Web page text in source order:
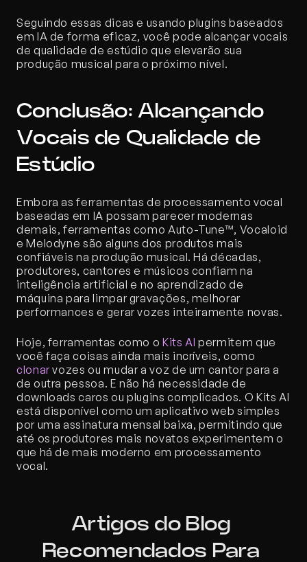
Seguindo essas dicas e usando plugins baseados
em IA de forma eficaz, você pode alcançar vocais
de qualidade de estúdio que elevarão sua
produção musical para o próximo nível.
Conclusão: Alcançando
Vocais de Qualidade de
Estúdio
Embora as ferramentas de processamento vocal
baseadas em IA possam parecer modernas
demais, ferramentas como Auto-Tune™, Vocaloid
e Melodyne são alguns dos produtos mais
confiáveis na produção musical. Há décadas,
produtores, cantores e músicos confiam na
inteligência artificial e no aprendizado de
máquina para limpar gravações, melhorar
performances e gerar vozes inteiramente novas.
Hoje, ferramentas como o Kits AI permitem que
clonar vozes ou mudar a voz de um cantor para a
de outra pessoa. E não há necessidade de
downloads caros ou plugins complicados. O Kits AI
está disponível como um aplicativo web simples
por uma assinatura mensal baixa, permitindo que
até os produtores mais novatos experimentem o
que há de mais moderno em processamento
vocal.
Artigos do Blog
Recomendados Para